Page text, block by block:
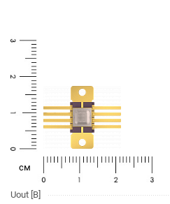
cм
Uout [В]